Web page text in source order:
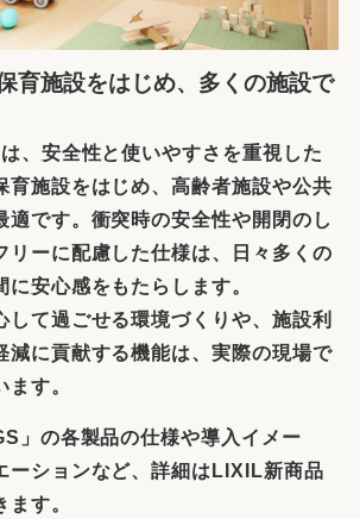
育施設をはじめ、多くの施設で
、安全性と使いやすさを重視した
育施設をはじめ、高齢者施設や公共
適です。衝突時の安全性や開閉のし
リーに配慮した仕様は、日々多くの
に安心感をもたらします。
して過ごせる環境づくりや、施設利
減に貢献する機能は、実際の現場で
す。
」の各製品の仕様や導入イメー
ーションなど、詳細はLIXIL新商品
す。